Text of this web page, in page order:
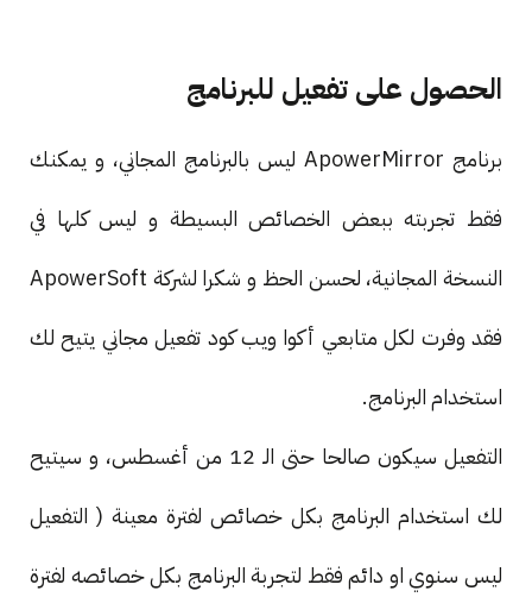
الحصول على تفعيل للبرنامج
برنامج ApowerMirror ليس بالبرنامج المجاني، و يمكنك
فقط تجربته ببعض الخصائص البسيطة و ليس كلها في
النسخة المجانية، لحسن الحظ و شكرا لشركة ApowerSoft
فقد وفرت لكل متابعي أكوا ويب كود تفعيل مجاني يتيح لك
استخدام البرنامج.
التفعيل سيكون صالحا حتى الـ 12 من أغسطس، و سيتيح
لك استخدام البرنامج بكل خصائص لفترة معينة ( التفعيل
ليس سنوي او دائم فقط لتجربة البرنامج بكل خصائصه لفترة